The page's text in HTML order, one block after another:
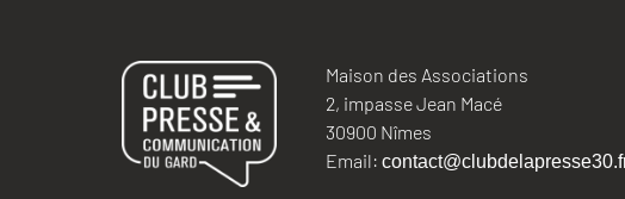
Maison des Associations
2, impasse Jean Macé
30900 Nîmes
Email: